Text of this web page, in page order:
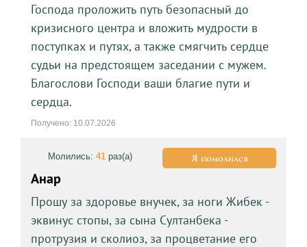
Господа проложить путь безопасный до
кризисного центра и вложить мудрости в
поступках и путях, а также смягчить сердце
судьи на предстоящем заседании с мужем.
Благослови Господи ваши благие пути и
сердца.
Получено: 10.07.2026
Я помолился
Молились: 41раз(а)
Анар
Прошу за здоровье внучек, за ноги Жибек -
эквинус стопы, за сына Султанбека -
протрузия и сколиоз, за процветание его